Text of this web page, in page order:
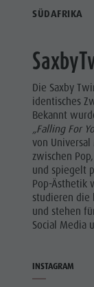
SÜDAFRIKA
Die Saxby
identisches
Bekannt
„Falling For
von
zwischen
und spiegelt
Pop-Ästhetik
studieren die
und stehen
Social Media
INSTAGRAM